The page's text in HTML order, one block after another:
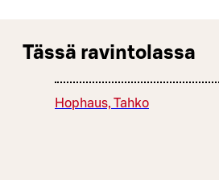
Tässä ravintolassa
Hophaus, Tahko